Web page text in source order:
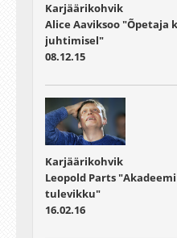
Karjäärikohvik
Alice Aaviksoo
juhtimisel"
08.12.15
Karjäärikohvik
Leopold Parts
tulevikku"
16.02.16